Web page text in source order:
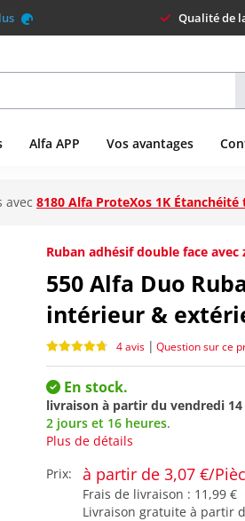
Qualité de
Alfa APP Vos avantages
avec 8180 Alfa ProteXos 1K
Ruban adhésif double face
550 Alfa Duo
intérieur &
4 avis | Question sur ce
En stock.
livraison à partir du vendredi
2 jours et 16 heures.
Plus de détails
Prix:
à partir de 3,07 €/
Frais de livraison : 11,99 €
Livraison gratuite à partir